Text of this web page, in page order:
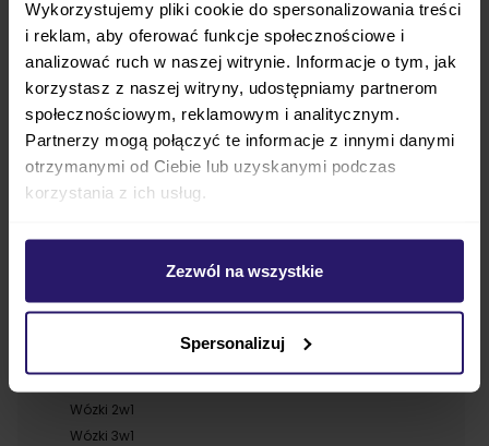
Wykorzystujemy pliki cookie do spersonalizowania treści
i reklam, aby oferować funkcje społecznościowe i
analizować ruch w naszej witrynie. Informacje o tym, jak
korzystasz z naszej witryny, udostępniamy partnerom
społecznościowym, reklamowym i analitycznym.
Partnerzy mogą połączyć te informacje z innymi danymi
otrzymanymi od Ciebie lub uzyskanymi podczas
korzystania z ich usług.
Zezwól na wszystkie
Spersonalizuj
Rodzice, którzy stawiają na nowoczesne produkty, docenią,
że projektanci marki Mima nie oszczędzają na jakości.
Zadbano o każdy, nawet najmniejszy element, aby był
wykonany z materiałów najwyższej jakości. Wszystkie
przeszycia, detale obszyte ekoskórą i tkaniny bezpieczne
dla delikatnej skóry dziecka – maluch ma zapewnioną
wygodę niezależnie od okoliczności.
Wózki Mima to synonim luksusu nie tylko dzięki
niebanalnemu wyglądowi, ale również swojej
wielofunkcyjności. Idealnie nadają się na codzienne
spacery, jak również dla rodziców, którzy lubią podróżować
ze swoim maluchem. Dzięki nim rodzice z łatwością mogą
Proponowane kategorie wózki dziecięce
Powiązane kategorie
Wózki 2w1
Wózki 3w1